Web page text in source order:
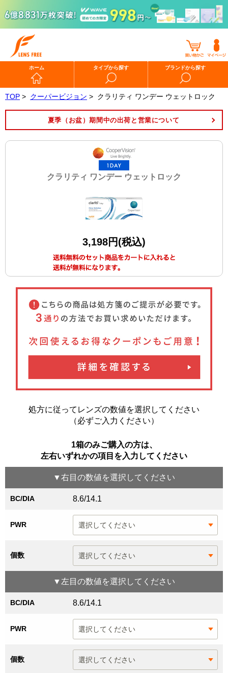
ホーム タイプから探す ブランドから探す
TOP > クーパービジョン > クラリティ ワンデー ウェットロック
夏季（お盆）期間中の出荷と営業について
クラリティ ワンデー ウェットロック
3,198円(税込)
処方に従ってレンズの数値を選択してください
（必ずご入力ください）
1箱のみご購入の方は、
左右いずれかの項目を入力してください
▼右目 の数値を選択してください
BC/DIA 8.6/14.1
PWR
個数
▼ 左目 の数値を選択してください
BC/DIA 8.6/14.1
PWR
個数